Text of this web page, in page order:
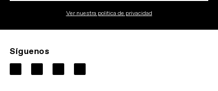
Ver nuestra politica de privacidad
Síguenos